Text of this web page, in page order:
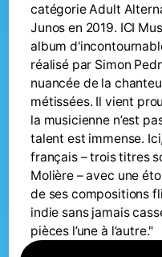
catégorie Adult
Junos en 2019. ICI
album
réalisé par Simon
nuancée de la
métissées. Il vient
la musicienne n’est
talent est immense.
français – trois titres
Molière – avec une
de ses compositions
indie sans jamais
pièces l’une à l’autre."